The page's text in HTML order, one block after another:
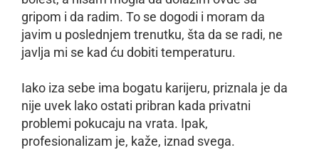
gripom i da radim. To se dogodi i moram da
javim u poslednjem trenutku, šta da se radi, ne
javlja mi se kad ću dobiti temperaturu.
Iako iza sebe ima bogatu karijeru, priznala je da
nije uvek lako ostati pribran kada privatni
problemi pokucaju na vrata. Ipak,
profesionalizam je, kaže, iznad svega.